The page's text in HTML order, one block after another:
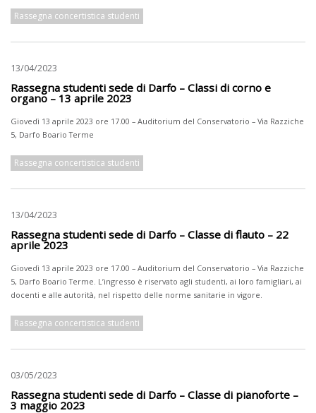
Rassegna concertistica studenti
13/04/2023
Rassegna studenti sede di Darfo – Classi di corno e
organo – 13 aprile 2023
Giovedì 13 aprile 2023 ore 17.00 – Auditorium del Conservatorio – Via Razziche
5, Darfo Boario Terme
Rassegna concertistica studenti
13/04/2023
Rassegna studenti sede di Darfo – Classe di flauto – 22
aprile 2023
Giovedì 13 aprile 2023 ore 17.00 – Auditorium del Conservatorio – Via Razziche
5, Darfo Boario Terme. L’ingresso è riservato agli studenti, ai loro famigliari, ai
docenti e alle autorità, nel rispetto delle norme sanitarie in vigore.
Rassegna concertistica studenti
03/05/2023
Rassegna studenti sede di Darfo – Classe di pianoforte –
3 maggio 2023